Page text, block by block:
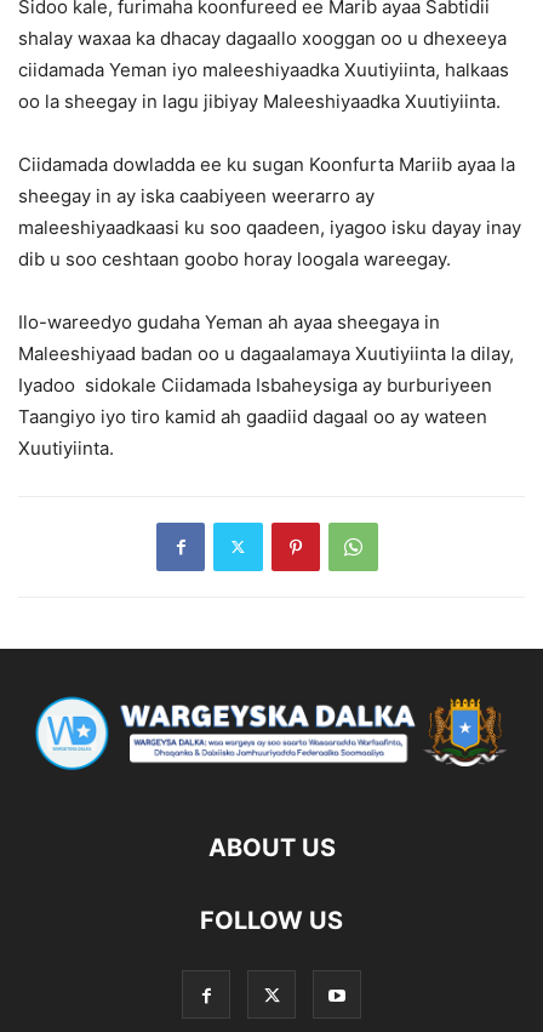
Sidoo kale, furimaha koonfureed ee Marib ayaa Sabtidii
shalay waxaa ka dhacay dagaallo xooggan oo u dhexeeya
ciidamada Yeman iyo maleeshiyaadka Xuutiyiinta, halkaas
oo la sheegay in lagu jibiyay Maleeshiyaadka Xuutiyiinta.
Ciidamada dowladda ee ku sugan Koonfurta Mariib ayaa la
sheegay in ay iska caabiyeen weerarro ay
maleeshiyaadkaasi ku soo qaadeen, iyagoo isku dayay inay
dib u soo ceshtaan goobo horay loogala wareegay.
Ilo-wareedyo gudaha Yeman ah ayaa sheegaya in
Maleeshiyaad badan oo u dagaalamaya Xuutiyiinta la dilay,
Iyadoo sidokale Ciidamada Isbaheysiga ay burburiyeen
Taangiyo iyo tiro kamid ah gaadiid dagaal oo ay wateen
Xuutiyiinta.
ABOUT US
FOLLOW US